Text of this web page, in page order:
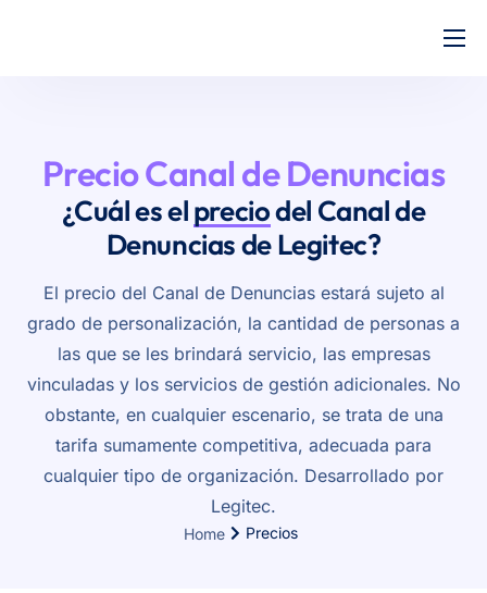
Ayuda
Presupuesto
Precio Canal de Denuncias
¿Cuál es elpreciodel Canal de
Denuncias de Legitec?
El precio del Canal de Denuncias estará sujeto al
grado de personalización, la cantidad de personas a
las que se les brindará servicio, las empresas
vinculadas y los servicios de gestión adicionales. No
obstante, en cualquier escenario, se trata de una
tarifa sumamente competitiva, adecuada para
cualquier tipo de organización. Desarrollado por
Legitec.
Home Precios